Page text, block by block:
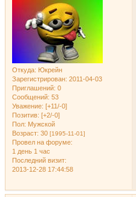
Откуда: Юкрейн
Зарегистрирован: 2011-04-03
Приглашений: 0
Сообщений: 53
Уважение: [+11/-0]
Позитив: [+2/-0]
Пол: Мужской
Возраст: 30 [1995-11-01]
Провел на форуме:
1 день 1 час
Последний визит:
2013-12-28 17:44:58